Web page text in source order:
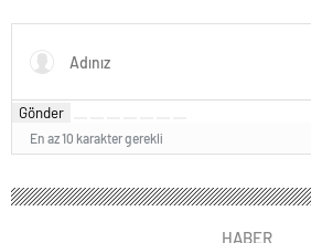
Gönder
En az 10 karakter gerekli
HABER